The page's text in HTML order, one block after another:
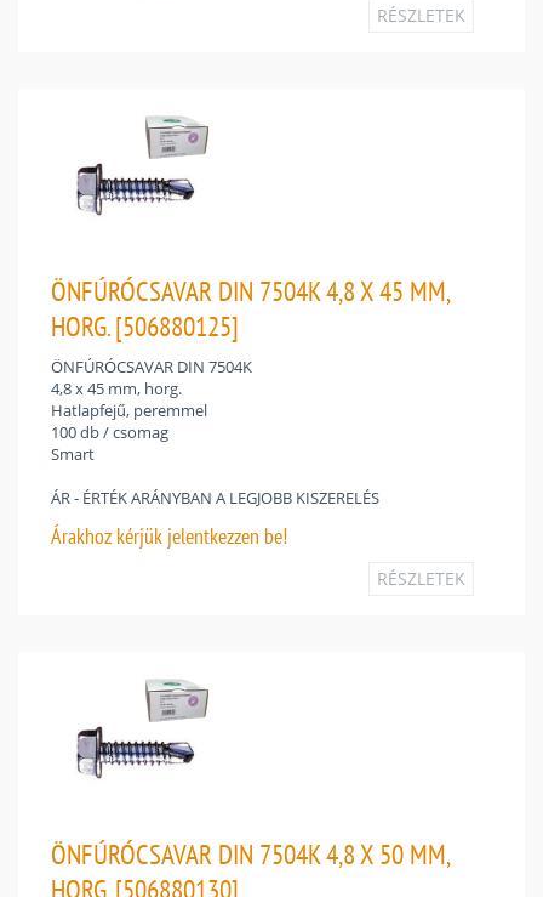
RÉSZLETEK
ÖNFÚRÓCSAVAR DIN 7504K 4,8 X 45 MM,
HORG. [506880125]
ÖNFÚRÓCSAVAR DIN 7504K
4,8 x 45 mm, horg.
Hatlapfejű, peremmel
100 db / csomag
Smart
ÁR - ÉRTÉK ARÁNYBAN A LEGJOBB KISZERELÉS
Árakhoz kérjük jelentkezzen be!
RÉSZLETEK
ÖNFÚRÓCSAVAR DIN 7504K 4,8 X 50 MM,
HORG. [506880130]